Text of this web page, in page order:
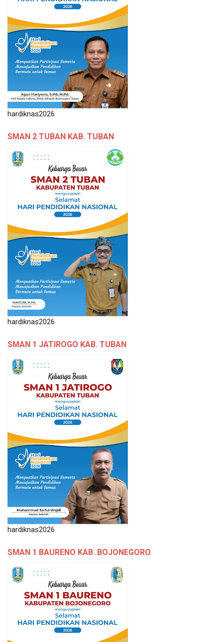
hardiknas2026
SMAN 2 TUBAN KAB. TUBAN
hardiknas2026
SMAN 1 JATIROGO KAB. TUBAN
hardiknas2026
SMAN 1 BAURENO KAB. BOJONEGORO